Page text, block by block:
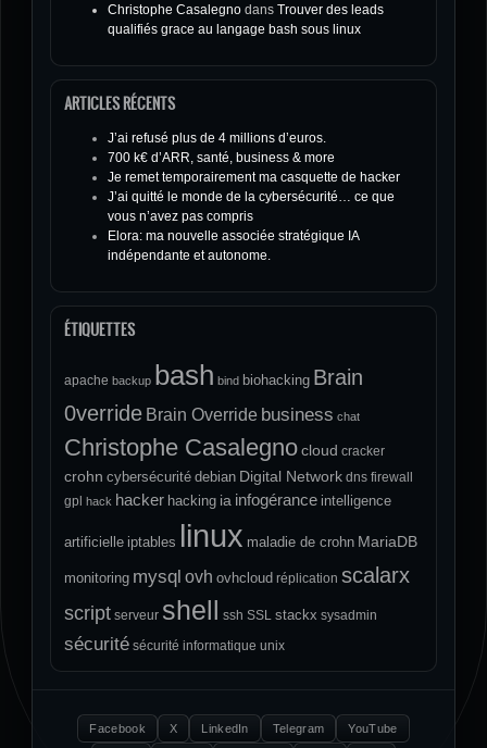
Christophe Casalegno dans Trouver des leads
qualifiés grace au langage bash sous linux
ARTICLES RÉCENTS
J’ai refusé plus de 4 millions d’euros.
700 k€ d’ARR, santé, business & more
Je remet temporairement ma casquette de hacker
J’ai quitté le monde de la cybersécurité… ce que
vous n’avez pas compris
Elora: ma nouvelle associée stratégique IA
indépendante et autonome.
ÉTIQUETTES
apache backup bash bind biohacking Brain
0verride Brain Override business chat
Christophe Casalegnocloud cracker
crohn cybersécurité debian Digital Network dns firewall
gpl
hack hacker hacking ia infogérance intelligence
artificielle iptables linux maladie de crohn MariaDB
monitoring mysql ovh ovhcloud réplication scalarx
script serveur shell ssh SSL stackx sysadmin
sécurité sécurité informatique unix
Facebook X LinkedIn Telegram YouTube